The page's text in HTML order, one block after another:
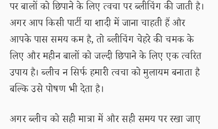
पर बालों को छिपाने के लिए त्वचा पर ब्लीचिंग की जाती है।
अगर आप किसी पार्टी या शादी में जाना चाहती हैं और
आपके पास समय कम है, तो ब्लीचिंग चेहरे की चमक के
लिए और महीन बालों को जल्दी छिपाने के लिए एक त्वरित
उपाय है। ब्लीच न सिर्फ हमारी त्वचा को मुलायम बनाता है
बल्कि उसे पोषण भी देता है।
अगर ब्लीच को सही मात्रा में और सही समय पर रखा जाए